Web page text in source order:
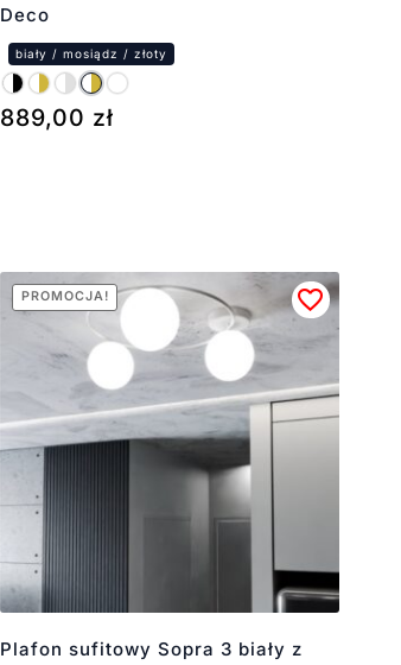
Deco
889,00 zł
Plafon sufitowy Sopra 3 biały z
PROMOCJA!